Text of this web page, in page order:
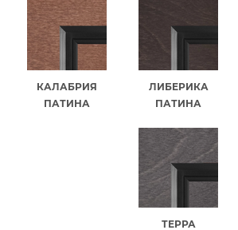
КАЛАБРИЯ
ПАТИНА
ЛИБЕРИКА
ПАТИНА
ТЕРРА